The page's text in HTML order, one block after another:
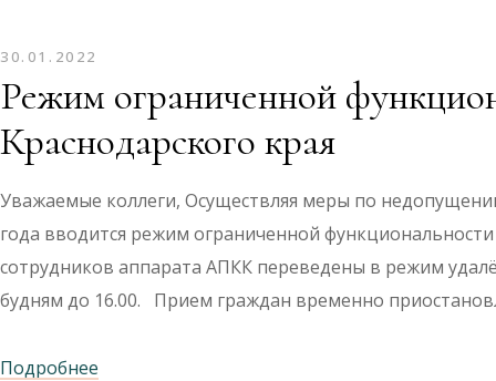
30.01.2022
Режим ограниченной
Краснодарского края
Уважаемые коллеги, Осуществляя меры по
года вводится режим ограниченной
сотрудников аппарата АПКК переведены в режим
будням до 16.00. Прием граждан временно
Подробнее